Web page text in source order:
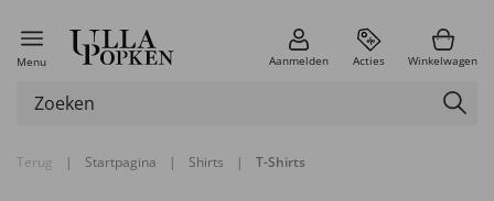
Menu Aanmelden Acties Winkelwagen
Terug | Startpagina | Shirts | T-Shirts